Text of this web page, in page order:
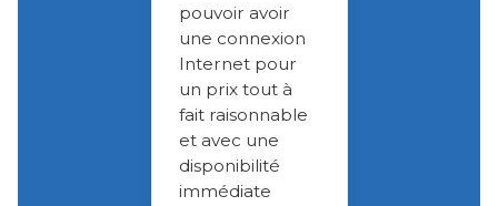
pouvoir avoir
une connexion
Internet pour
un prix tout à
fait raisonnable
et avec une
disponibilité
immédiate